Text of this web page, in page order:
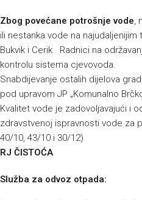
Zbog povećane potrošnje vode,
ili nestanka vode na
Bukvik i Cerik. Radnici na
kontrolu sistema cjevovoda.
Snabdijevanje ostalih dijelova
pod upravom JP „Komunalno
Kvalitet vode je zadovoljavajući i
zdravstvenoj ispravnosti vode za
40/10, 43/10 i 30/12)
RJ ČISTOĆA
Služba za odvoz otpada: